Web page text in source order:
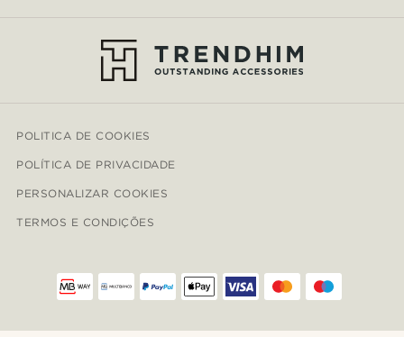
POLITICA DE COOKIES
POLÍTICA DE PRIVACIDADE
PERSONALIZAR COOKIES
TERMOS E CONDIÇÕES